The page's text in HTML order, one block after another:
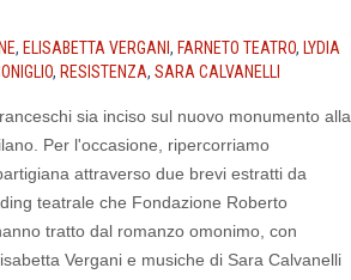
, ELISABETTA VERGANI , FARNETO TEATRO, LYDIA
, RESISTENZA, SARA CALVANELLI
sia inciso sul nuovo monumento alla
Per l'occasione, ripercorriamo
attraverso due brevi estratti da
teatrale che Fondazione Roberto
tratto dal romanzo omonimo, con
Vergani e musiche di Sara Calvanelli